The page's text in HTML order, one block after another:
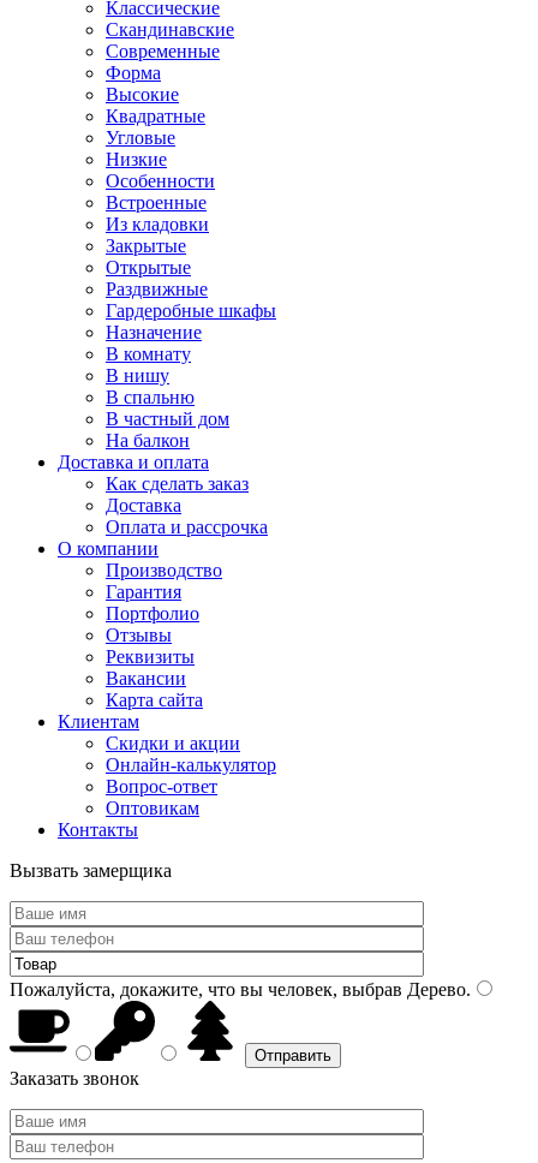
Классические
Скандинавские
Современные
Форма
Высокие
Квадратные
Угловые
Низкие
Особенности
Встроенные
Из кладовки
Закрытые
Открытые
Раздвижные
Гардеробные шкафы
Назначение
В комнату
В нишу
В спальню
В частный дом
На балкон
Доставка и оплата
Как сделать заказ
Доставка
Оплата и рассрочка
О компании
Производство
Гарантия
Портфолио
Отзывы
Реквизиты
Вакансии
Карта сайта
Клиентам
Скидки и акции
Онлайн-калькулятор
Вопрос-ответ
Оптовикам
Контакты
Вызвать замерщика
Пожалуйста, докажите, что вы человек, выбрав Дерево.
Заказать звонок